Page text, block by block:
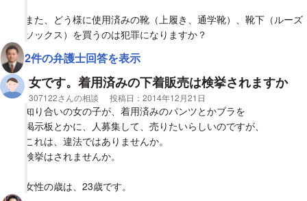
また、どう様に使用済みの靴（上履き、通学靴）、靴下（ルーズ
ソックス）を買うのは犯罪になりますか？
2件の弁護士回答を表示
女です。着用済みの下着販売は検挙されますか
相談者
307122さんの相談 投稿日： 2014年12月21日
知り合いの女の子が、着用済みのパンツとかブラを
掲示板とかに、人募集して、売りたいらしいのですが、
これは、違法ではありませんか。
検挙はされませんか。
女性の歳は、23歳です。